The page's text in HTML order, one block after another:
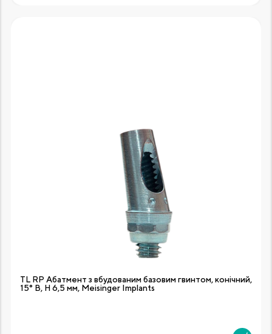
TL RP Абатмент з вбудованим базовим гвинтом, конічний,
15° B, H 6,5 мм, Meisinger Implants